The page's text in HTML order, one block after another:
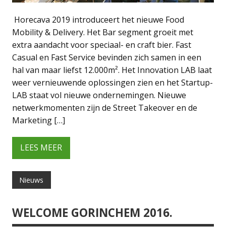
Horecava 2019 introduceert het nieuwe Food
Mobility & Delivery. Het Bar segment groeit met
extra aandacht voor speciaal- en craft bier. Fast
Casual en Fast Service bevinden zich samen in een
hal van maar liefst 12.000m². Het Innovation LAB laat
weer vernieuwende oplossingen zien en het Startup-
LAB staat vol nieuwe ondernemingen. Nieuwe
netwerkmomenten zijn de Street Takeover en de
Marketing […]
LEES MEER
Nieuws
WELCOME GORINCHEM 2016.